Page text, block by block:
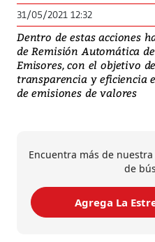
31/05/2021 12:32
Dentro de estas acciones
de Remisión Automática
Emisores, con el objetivo
transparencia y eficiencia
de emisiones de valores
Encuentra más de
de
Agrega La